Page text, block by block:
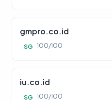
gmpro.co.id
SG 100/100
iu.co.id
SG 100/100